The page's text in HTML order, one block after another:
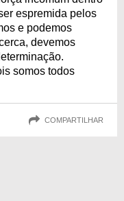
espremida pelos
e podemos
devemos
somos todos
COMPARTILHAR